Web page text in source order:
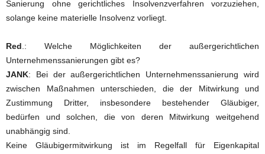
Sanierung ohne gerichtliches Insolvenzverfahren vorzuziehen,
solange keine materielle Insolvenz vorliegt.
Red .: Welche Möglichkeiten der außergerichtlichen
Unternehmenssanierungen gibt es?
JANK: Bei der außergerichtlichen Unternehmenssanierung wird
zwischen Maßnahmen unterschieden, die der Mitwirkung und
Zustimmung Dritter, insbesondere bestehender Gläubiger,
bedürfen und solchen, die von deren Mitwirkung weitgehend
unabhängig sind.
Keine Gläubigermitwirkung ist im Regelfall für Eigenkapital